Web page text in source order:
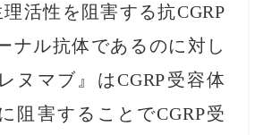
理活性を阻害する抗CGRP
ナル抗体であるのに対し
ヌマブ』はCGRP受容体
阻害することでCGRP受